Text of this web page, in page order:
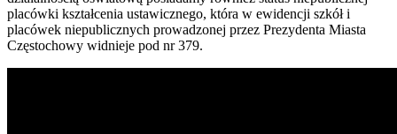
placówki kształcenia ustawicznego, która w ewidencji szkół i
placówek niepublicznych prowadzonej przez Prezydenta Miasta
Częstochowy widnieje pod nr 379.